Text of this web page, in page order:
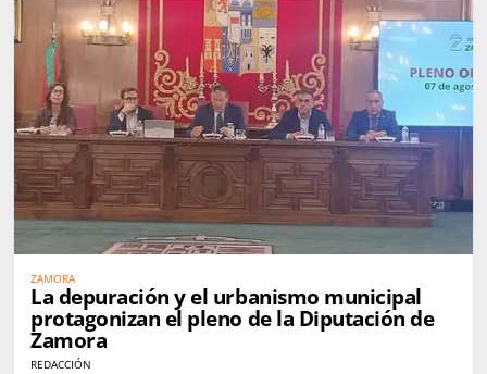
ZAMORA
La depuración y el urbanismo municipal
protagonizan el pleno de la Diputación de
Zamora
REDACCIÓN